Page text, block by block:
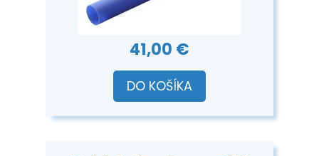
41,00 €
DO KOŠÍKA